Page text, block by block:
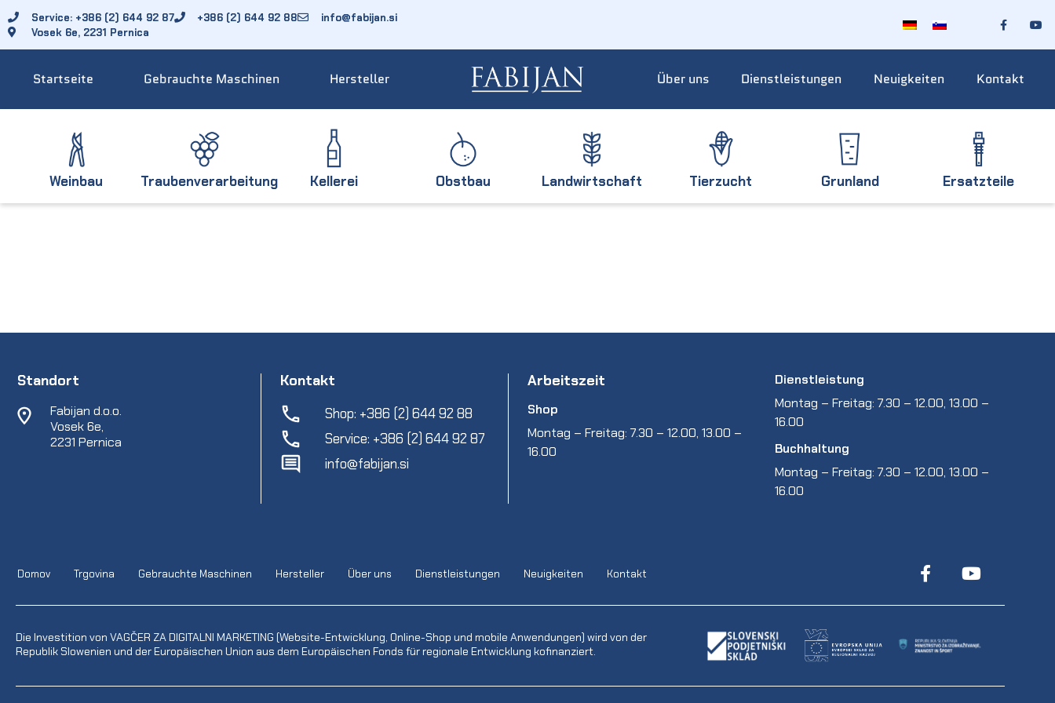
Service: +386 (2) 644 92 87 +386 (2) 644 92 88
info@fabijan.si
Vosek 6e, 2231 Pernica
Startseite Gebrauchte Maschinen Hersteller Über uns Dienstleistungen Neuigkeiten Kontakt
Weinbau Traubenverarbeitung Kellerei Obstbau Landwirtschaft Tierzucht Grunland Ersatzteile
Standort
Fabijan d.o.o.
Vosek 6e,
2231 Pernica
Kontakt
Shop: +386 (2) 644 92 88
Service: +386 (2) 644 92 87
info@fabijan.si
Arbeitszeit
Shop
Montag – Freitag: 7.30 – 12.00, 13.00 –
16.00
Dienstleistung
Montag – Freitag: 7.30 – 12.00, 13.00 –
16.00
Buchhaltung
Montag – Freitag: 7.30 – 12.00, 13.00 –
16.00
Domov Trgovina Gebrauchte Maschinen Hersteller Über uns Dienstleistungen Neuigkeiten Kontakt
Die Investition von VAGČER ZA DIGITALNI MARKETING (Website-Entwicklung, Online-Shop und mobile Anwendungen) wird von der
Republik Slowenien und der Europäischen Union aus dem Europäischen Fonds für regionale Entwicklung kofinanziert.